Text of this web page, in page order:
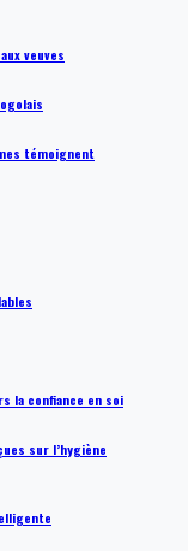
veuves
témoignent
la confiance en soi
sur l’hygiène